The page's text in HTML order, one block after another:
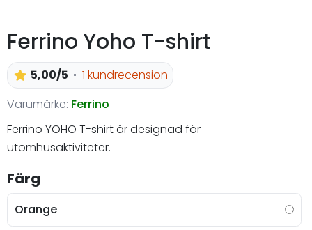
Ferrino Yoho T-shirt
5,00/5
1 kundrecension
Varumärke: Ferrino
Ferrino YOHO T-shirt är designad för
utomhusaktiviteter.
Färg
Orange